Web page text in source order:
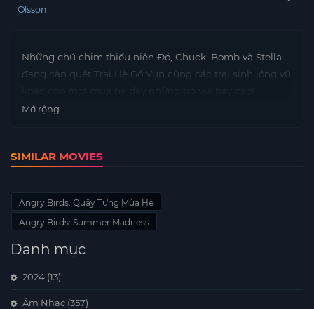
Olsson
Những chú chim thiếu niên Đỏ, Chuck, Bomb và Stella
đang càn quét Trại Hè Gỗ Vụn cùng các trại sinh lông vũ
Mở rộng
SIMILAR MOVIES
Angry Birds: Quậy Tưng Mùa Hè
Angry Birds: Summer Madness
Danh mục
2024 (13)
Âm Nhạc (357)